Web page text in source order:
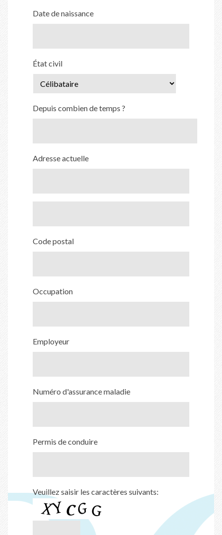
Date de naissance
État civil
Depuis combien de temps ?
Adresse actuelle
Code postal
Occupation
Employeur
Numéro d'assurance maladie
Permis de conduire
Veuillez saisir les caractères suivants: